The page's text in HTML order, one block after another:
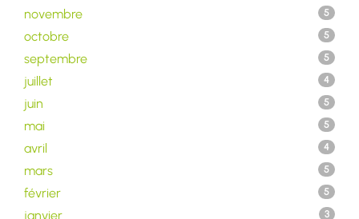
novembre 5
octobre 5
septembre 5
juillet 4
juin 5
mai 5
avril 4
mars 5
février 5
janvier 3